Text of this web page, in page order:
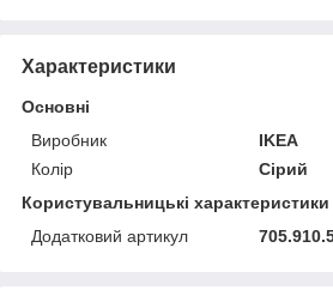
Характеристики
Основні
Виробник
IKEA
Колір
Сірий
Користувальницькі характеристики
Додатковий артикул